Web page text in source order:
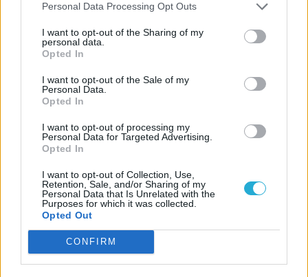
Personal Data Processing Opt Outs
I want to opt-out of the Sharing of my
personal data.
Opted In
I want to opt-out of the Sale of my
Personal Data.
Opted In
I want to opt-out of processing my
Personal Data for Targeted Advertising.
Opted In
I want to opt-out of Collection, Use,
Retention, Sale, and/or Sharing of my
Personal Data that Is Unrelated with the
Purposes for which it was collected.
Opted Out
CONFIRM
teszt
A Modern Warfare 3 és a Ghosts
után megfogadtam, hogy soha
hullott, nyomokban Infinity Wardot
jellegű terveket, amikor űroperává
lövöldét.
Skylanders Imaginators teszt
Call of Duty, az a videojátékosok
fiatalabb korosztályának a